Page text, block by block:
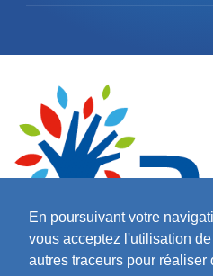
En poursuivant votre
vous acceptez l'utilisation
autres traceurs pour réaliser